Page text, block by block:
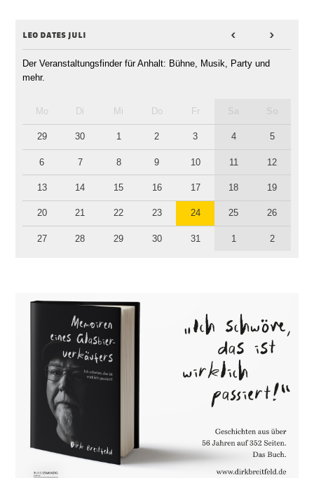
leo dates juli < >
Der Veranstaltungsfinder für Anhalt: Bühne, Musik, Party und
mehr.
Mo Di Mi Do Fr
29 30 1 2 3 4 5
6 7 8 9 10 11 12
13 14 15 16 17 18 19
20 21 22 23 24 25 26
27 28 29 30 31 1 2